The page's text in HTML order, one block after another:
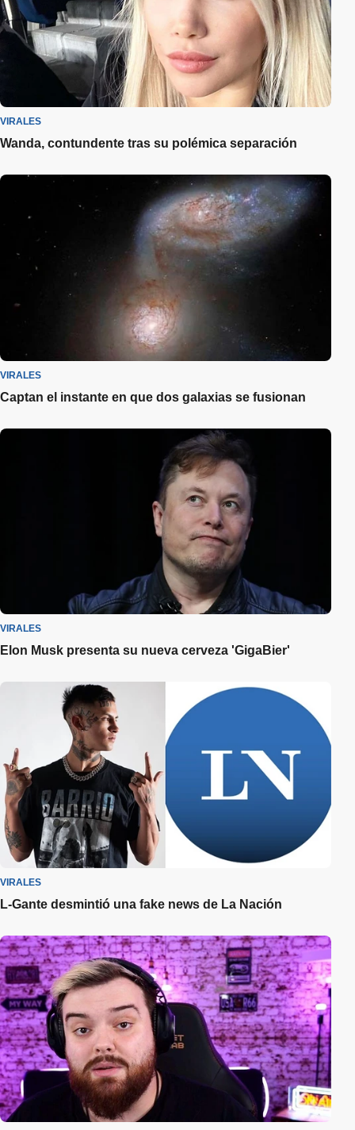
VIRALES
Wanda, contundente tras su polémica separación
VIRALES
Captan el instante en que dos galaxias se fusionan
VIRALES
Elon Musk presenta su nueva cerveza 'GigaBier'
VIRALES
L-Gante desmintió una fake news de La Nación